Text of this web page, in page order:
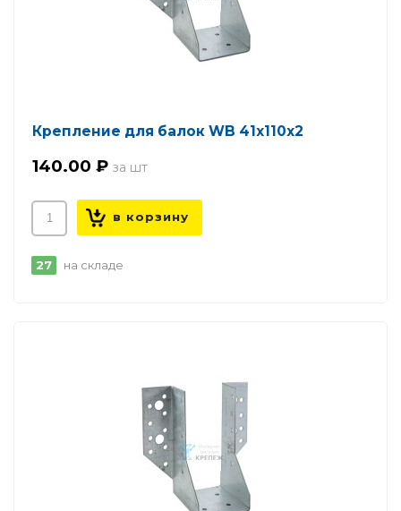
Крепление для балок WB 41х110х2
140.00 ₽
27 на складе